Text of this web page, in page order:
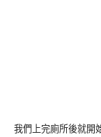
我們上完廁所後就開